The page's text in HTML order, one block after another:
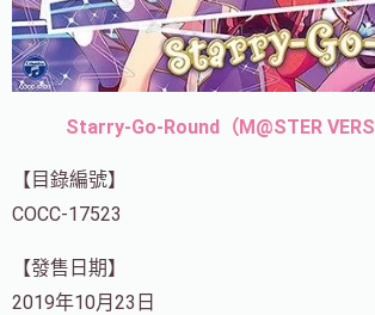
Starry-Go-Round（M@STER
【目錄編號】
COCC-17523
【發售日期】
2019年10月23日